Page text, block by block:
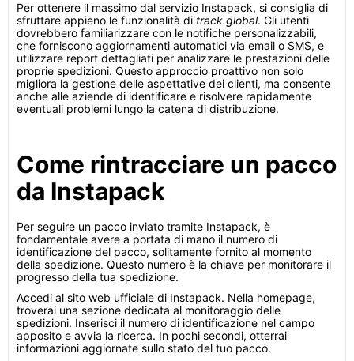
Per ottenere il massimo dal servizio Instapack, si consiglia di
sfruttare appieno le funzionalità di track.global. Gli utenti
dovrebbero familiarizzare con le notifiche personalizzabili,
che forniscono aggiornamenti automatici via email o SMS, e
utilizzare report dettagliati per analizzare le prestazioni delle
proprie spedizioni. Questo approccio proattivo non solo
migliora la gestione delle aspettative dei clienti, ma consente
anche alle aziende di identificare e risolvere rapidamente
eventuali problemi lungo la catena di distribuzione.
Come rintracciare un pacco
da Instapack
Per seguire un pacco inviato tramite Instapack, è
fondamentale avere a portata di mano il numero di
identificazione del pacco, solitamente fornito al momento
della spedizione. Questo numero è la chiave per monitorare il
progresso della tua spedizione.
Accedi al sito web ufficiale di Instapack. Nella homepage,
troverai una sezione dedicata al monitoraggio delle
spedizioni. Inserisci il numero di identificazione nel campo
apposito e avvia la ricerca. In pochi secondi, otterrai
informazioni aggiornate sullo stato del tuo pacco.